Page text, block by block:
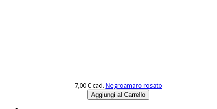
7,00 €cad. Negroamaro rosato